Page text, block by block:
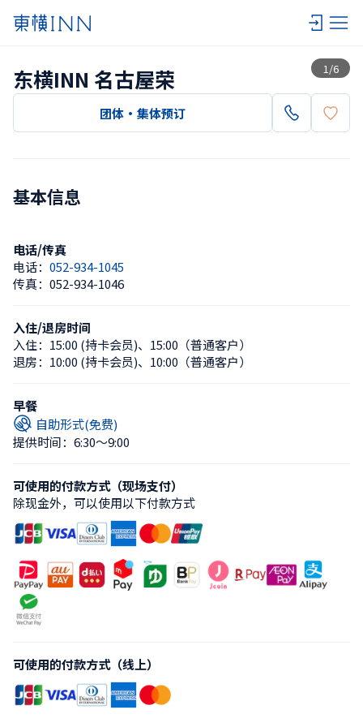
1 /6
查看一览
东横INN 名古屋荣
团体・集体预订
基本信息
电话/传真
电话： 052-934-1045
传真： 052-934-1046
入住/退房时间
入住： 15:00 (持卡会员)、 15:00（普通客户）
退房： 10:00 (持卡会员)、 10:00（普通客户）
早餐
自助形式(免费)
提供时间：6:30〜9:00
可使用的付款方式（现场支付）
除现金外，可以使用以下付款方式
可使用的付款方式（线上）